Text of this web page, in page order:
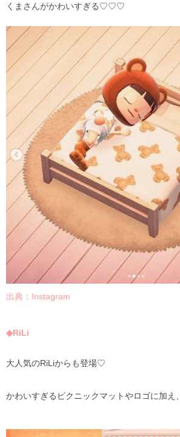
くまさんがかわいすぎる♡♡♡
出典： Instagram
◆RiLi
大人気のRiLiからも登場♡
かわいすぎるピクニックマットやロゴに加え、